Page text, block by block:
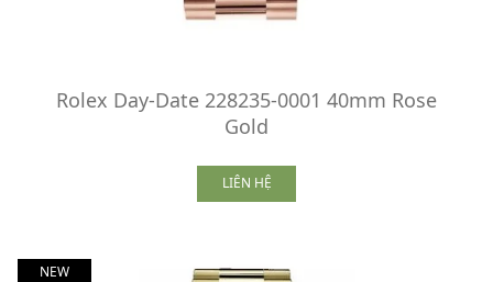
Rolex Day-Date 228235-0001 40mm Rose
Gold
LIÊN HỆ
NEW